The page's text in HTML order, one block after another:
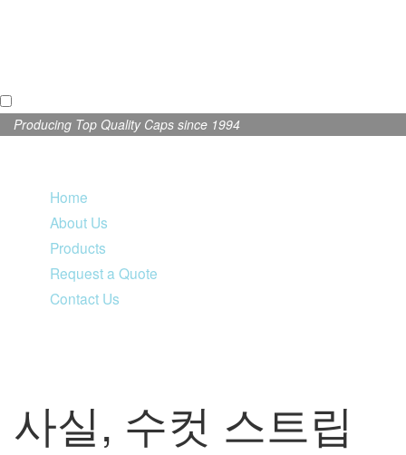
Producing Top Quality Caps since 1994
Home
About Us
Products
Request a Quote
Contact Us
사실, 수컷 스트립